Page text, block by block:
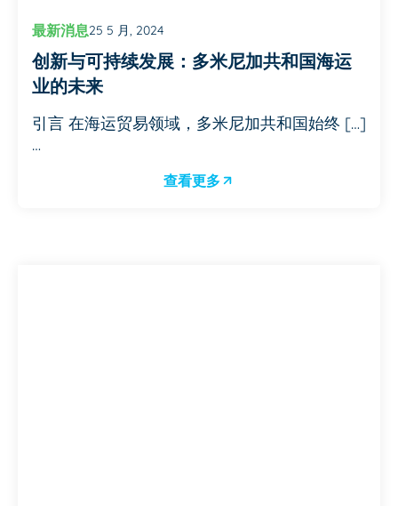
最新消息25 5 月, 2024
创新与可持续发展：多米尼加共和国海运
业的未来
引言 在海运贸易领域，多米尼加共和国始终 […]
…
查看更多